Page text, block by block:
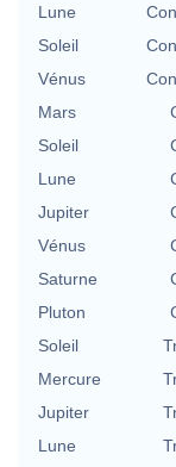
Lune
Soleil
Vénus
Mars
Soleil
Lune
Jupiter
Vénus
Saturne
Pluton
Soleil
Mercure
Jupiter
Lune